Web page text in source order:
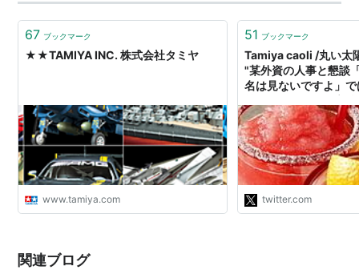
ート色と比べるともう少し明るくして塗った方が良かっ
たかもしれません。 ▼スモークディ…
67 ブックマーク
★★TAMIYA INC. 株式会社タミヤ
www.tamiya.com
51 ブックマーク
Tamiya caoli /丸い太
"某外資の人事と懇談
名は見ないですよ」
れで家庭環境と本人
が推察できますから
り、御三家慶応です
twitter.com
関連ブログ